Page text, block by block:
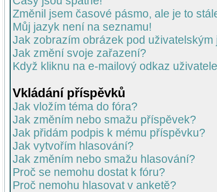
Změnil jsem časové pásmo, ale je to
Můj jazyk není na seznamu!
Jak zobrazím obrázek pod uživatelským
Jak změní svoje zařazení?
Když kliknu na e-mailový odkaz
Vkládání příspěvků
Jak vložím téma do fóra?
Jak změním nebo smažu příspěvek?
Jak přidám podpis k mému příspěvku?
Jak vytvořím hlasování?
Jak změním nebo smažu hlasování?
Proč se nemohu dostat k fóru?
Proč nemohu hlasovat v anketě?